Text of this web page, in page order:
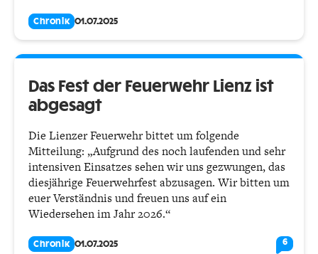
Chronik 01.07.2025
Das Fest der Feuerwehr Lienz ist
abgesagt
Die Lienzer Feuerwehr bittet um folgende
Mitteilung: „Aufgrund des noch laufenden und sehr
intensiven Einsatzes sehen wir uns gezwungen, das
diesjährige Feuerwehrfest abzusagen. Wir bitten um
euer Verständnis und freuen uns auf ein
Wiedersehen im Jahr 2026.“
Chronik 01.07.2025 6